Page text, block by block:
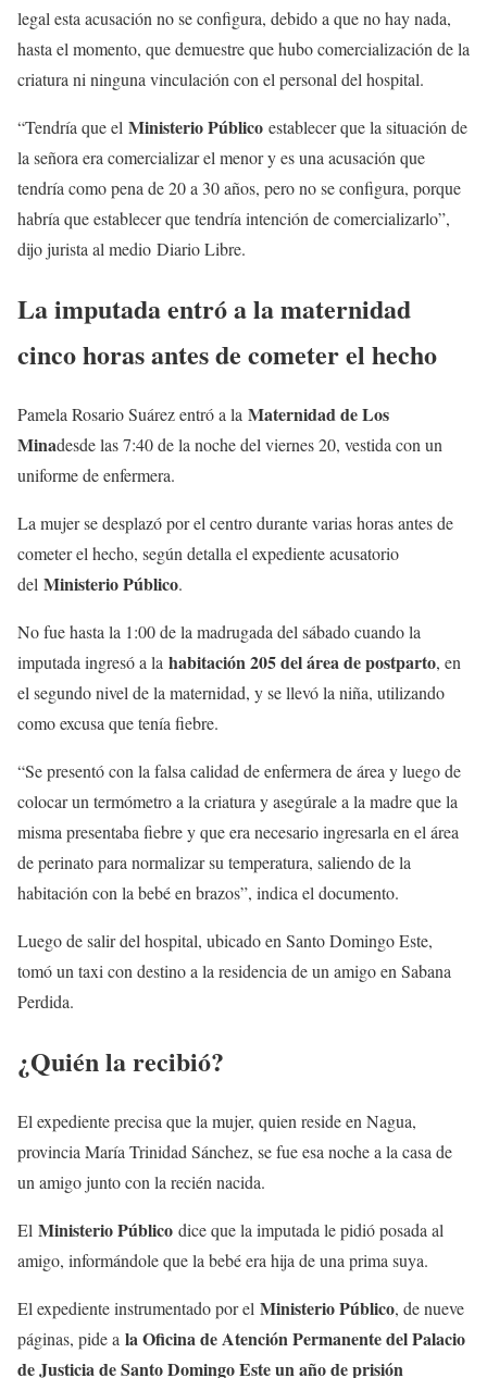
legal esta acusación no se configura, debido a que no hay nada,
hasta el momento, que demuestre que hubo comercialización de la
criatura ni ninguna vinculación con el personal del hospital.
“Tendría que el Ministerio Público establecer que la situación de
la señora era comercializar el menor y es una acusación que
tendría como pena de 20 a 30 años, pero no se configura, porque
habría que establecer que tendría intención de comercializarlo”,
dijo jurista al medio Diario Libre.
La imputada entró a la maternidad
cinco horas antes de cometer el hecho
Pamela Rosario Suárez entró a la Maternidad de Los
Minadesde las 7:40 de la noche del viernes 20, vestida con un
uniforme de enfermera.
La mujer se desplazó por el centro durante varias horas antes de
cometer el hecho, según detalla el expediente acusatorio
del Ministerio Público.
No fue hasta la 1:00 de la madrugada del sábado cuando la
imputada ingresó a la habitación 205 del área de postparto, en
el segundo nivel de la maternidad, y se llevó la niña, utilizando
como excusa que tenía fiebre.
“Se presentó con la falsa calidad de enfermera de área y luego de
colocar un termómetro a la criatura y asegúrale a la madre que la
misma presentaba fiebre y que era necesario ingresarla en el área
de perinato para normalizar su temperatura, saliendo de la
habitación con la bebé en brazos”, indica el documento.
Luego de salir del hospital, ubicado en Santo Domingo Este,
tomó un taxi con destino a la residencia de un amigo en Sabana
Perdida.
¿Quién la recibió?
El expediente precisa que la mujer, quien reside en Nagua,
provincia María Trinidad Sánchez, se fue esa noche a la casa de
un amigo junto con la recién nacida.
El Ministerio Público dice que la imputada le pidió posada al
amigo, informándole que la bebé era hija de una prima suya.
El expediente instrumentado por el Ministerio Público, de nueve
páginas, pide a la Oficina de Atención Permanente del Palacio
de Justicia de Santo Domingo Este un año de prisión